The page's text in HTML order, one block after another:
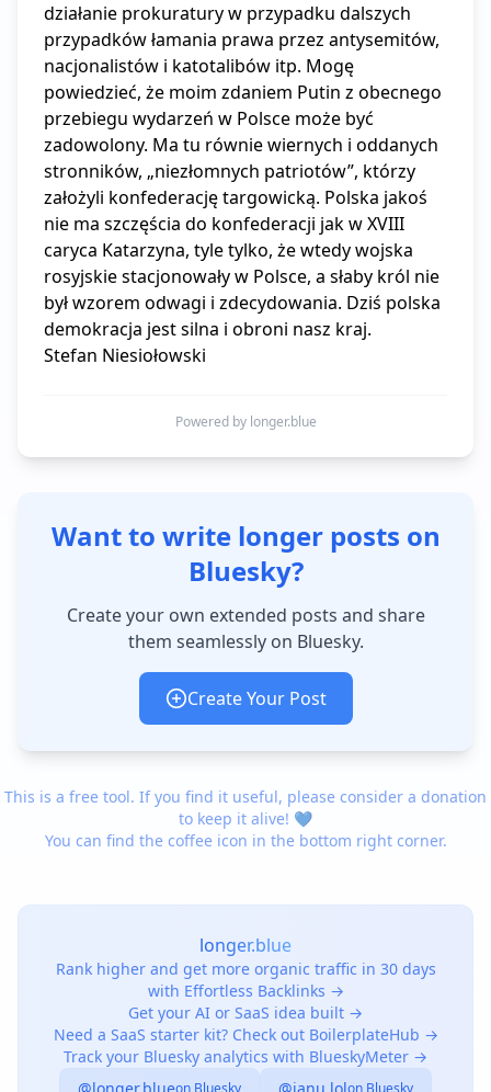
działanie prokuratury w przypadku dalszych
przypadków łamania prawa przez antysemitów,
nacjonalistów i katotalibów itp. Mogę
powiedzieć, że moim zdaniem Putin z obecnego
przebiegu wydarzeń w Polsce może być
zadowolony. Ma tu równie wiernych i oddanych
stronników, „niezłomnych patriotów”, którzy
założyli konfederację targowicką. Polska jakoś
nie ma szczęścia do konfederacji jak w XVIII
caryca Katarzyna, tyle tylko, że wtedy wojska
rosyjskie stacjonowały w Polsce, a słaby król nie
był wzorem odwagi i zdecydowania. Dziś polska
demokracja jest silna i obroni nasz kraj.
Stefan Niesiołowski
Powered by longer.blue
Want to write longer posts on
Bluesky?
Create your own extended posts and share
them seamlessly on Bluesky.
Create Your Post
This is a free tool. If you find it useful, please consider a donation
to keep it alive! 💙
You can find the coffee icon in the bottom right corner.
longer.blue
Rank higher and get more organic traffic in 30 days
with Effortless Backlinks →
Get your AI or SaaS idea built →
Need a SaaS starter kit? Check out BoilerplateHub →
Track your Bluesky analytics with BlueskyMeter →
on Bluesky on Bluesky